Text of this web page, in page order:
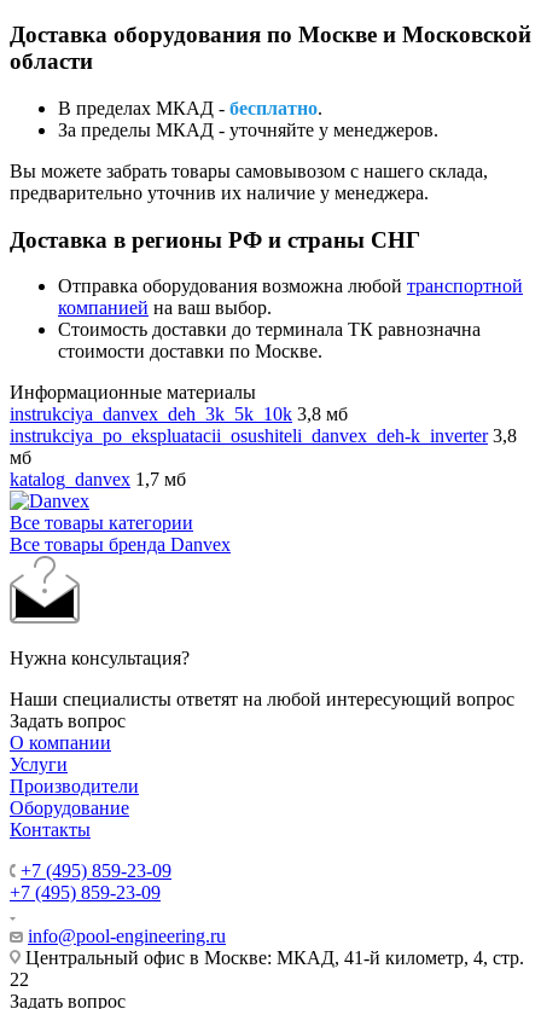
Доставка оборудования по Москве и Московской
области
В пределах МКАД - бесплатно.
За пределы МКАД - уточняйте у менеджеров.
Вы можете забрать товары самовывозом с нашего склада,
предварительно уточнив их наличие у менеджера.
Доставка в регионы РФ и страны СНГ
Отправка оборудования возможна любой транспортной
компанией на ваш выбор.
Стоимость доставки до терминала ТК равнозначна
стоимости доставки по Москве.
Информационные материалы
instrukciya_danvex_deh_3k_5k_10k 3,8 мб
instrukciya_po_ekspluatacii_osushiteli_danvex_deh-k_inverter 3,8
мб
katalog_danvex 1,7 мб
Все товары категории
Все товары бренда Danvex
Нужна консультация?
Наши специалисты ответят на любой интересующий вопрос
Задать вопрос
О компании
Услуги
Производители
Оборудование
Контакты
+7 (495) 859-23-09
+7 (495) 859-23-09
info@pool-engineering.ru
Центральный офис в Москве: МКАД, 41-й километр, 4, стр.
22
Задать вопрос